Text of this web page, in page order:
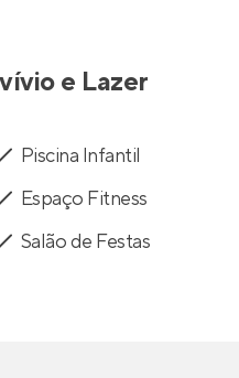
e Lazer
Piscina Infantil
Espaço Fitness
Salão de Festas